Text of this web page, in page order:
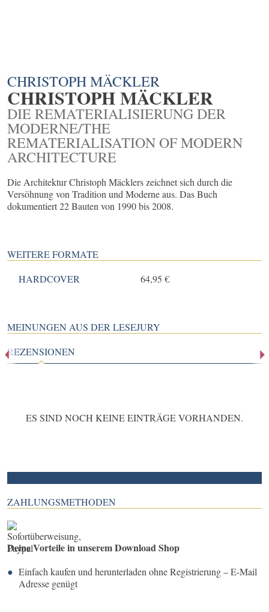
CHRISTOPH MÄCKLER
CHRISTOPH MÄCKLER
DIE REMATERIALISIERUNG DER
MODERNE/THE
REMATERIALISATION OF MODERN
ARCHITECTURE
Die Architektur Christoph Mäcklers zeichnet sich durch die
Versöhnung von Tradition und Moderne aus. Das Buch
dokumentiert 22 Bauten von 1990 bis 2008.
WEITERE FORMATE
HARDCOVER
64,95 €
MEINUNGEN AUS DER LESEJURY
REZENSIONEN
ES SIND NOCH KEINE EINTRÄGE VORHANDEN.
ZAHLUNGSMETHODEN
Deine Vorteile in unserem Download Shop
Einfach kaufen und herunterladen ohne Registrierung – E-Mail
Adresse genügt